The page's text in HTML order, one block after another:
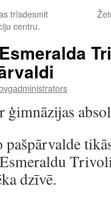
trīsdesmit
centru.
ģimnāzijas
dzīvē.